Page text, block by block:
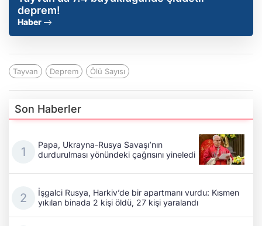
deprem!
Haber
Tayvan Deprem Ölü Sayısı
Son Haberler
Papa, Ukrayna-Rusya Savaşı’nın
durdurulması yönündeki çağrısını yineledi
İşgalci Rusya, Harkiv’de bir apartmanı vurdu: Kısmen
yıkılan binada 2 kişi öldü, 27 kişi yaralandı